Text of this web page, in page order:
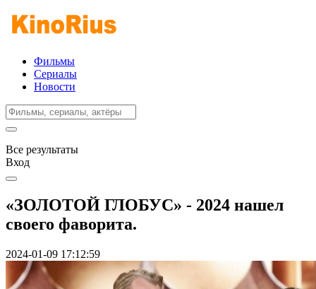
Фильмы
Сериалы
Новости
Все результаты
Вход
«ЗОЛОТОЙ ГЛОБУС» - 2024 нашел
своего фаворита.
2024-01-09 17:12:59